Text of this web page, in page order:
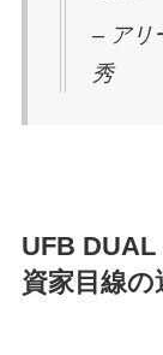
– アリ
秀
UFB
資家目線の